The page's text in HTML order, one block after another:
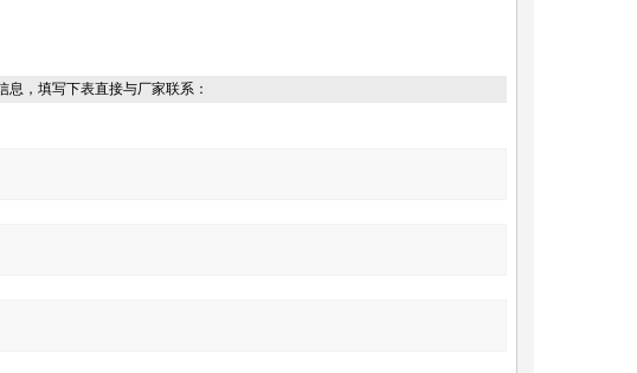
，填写下表直接与厂家联系：